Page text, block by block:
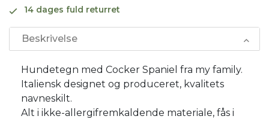
14 dages fuld returret
Beskrivelse
Hundetegn med Cocker Spaniel fra my family.
Italiensk designet og produceret, kvalitets
navneskilt.
Alt i ikke-allergifremkaldende materiale, fås i